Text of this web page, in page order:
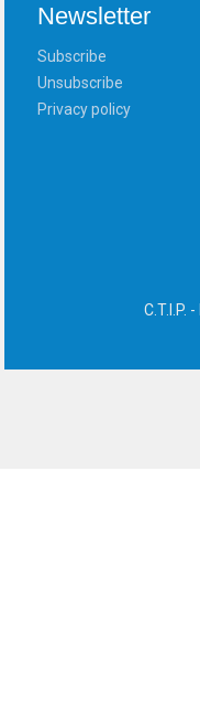
Newsletter
Subscribe
Unsubscribe
Privacy policy
C.T.I.P. -